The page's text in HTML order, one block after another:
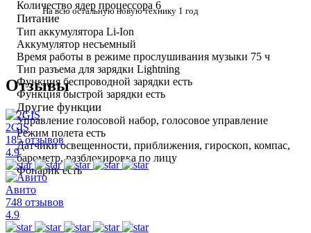
Количество ядер процессора 6
Питание
Тип аккумулятора Li-Ion
Аккумулятор несъемный
Время работы в режиме прослушивания музыки 75 ч
Тип разъема для зарядки Lightning
Функция беспроводной зарядки есть
Функция быстрой зарядки есть
Другие функции
Управление голосовой набор, голосовое управление
Режим полета есть
Датчики освещенности, приближения, гироскоп, компас,
барометр, разблокировка по лицу
Фонарик есть
На всю остальнуюновую технику 1 год
Отзывы
2GIS
185 отзывов
4.9
Авито
748 отзывов
4.9